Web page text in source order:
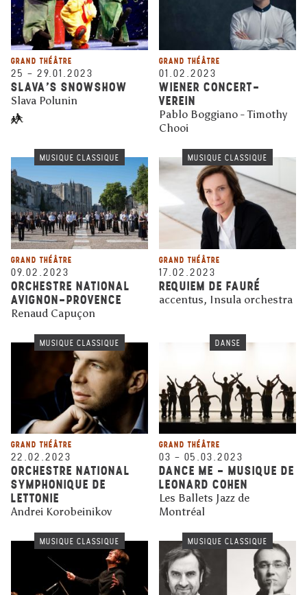
GRAND THÉÂTRE
25 – 29.01.2023
SLAVA’S SNOWSHOW
Slava Polunin
GRAND THÉÂTRE
01.02.2023
WIENER CONCERT-
VEREIN
Pablo Boggiano - Timothy
Chooi
MUSIQUE CLASSIQUE
GRAND THÉÂTRE
09.02.2023
ORCHESTRE NATIONAL
AVIGNON-PROVENCE
Renaud Capuçon
MUSIQUE CLASSIQUE
GRAND THÉÂTRE
17.02.2023
REQUIEM DE FAURÉ
accentus, Insula orchestra
MUSIQUE CLASSIQUE
GRAND THÉÂTRE
22.02.2023
ORCHESTRE NATIONAL
SYMPHONIQUE DE
LETTONIE
Andrei Korobeinikov
DANSE
GRAND THÉÂTRE
03 – 05.03.2023
DANCE ME - MUSIQUE DE
LEONARD COHEN
Les Ballets Jazz de
Montréal
MUSIQUE CLASSIQUE MUSIQUE CLASSIQUE